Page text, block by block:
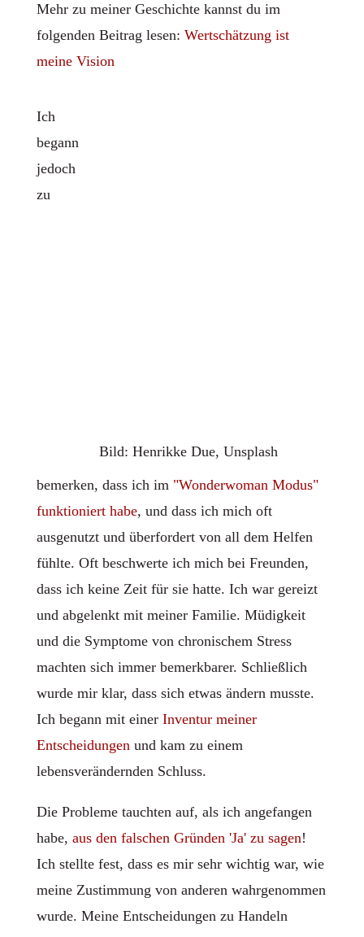
Mehr zu meiner Geschichte kannst du im
folgenden Beitrag lesen: Wertschätzung ist
meine Vision
Bild: Henrikke Due, Unsplash
Ich
begann
jedoch
zu
bemerken, dass ich im"Wonderwoman Modus"
funktioniert habe, und dass ich mich oft
ausgenutzt und überfordert von all dem Helfen
fühlte. Oft beschwerte ich mich bei Freunden,
dass ich keine Zeit für sie hatte. Ich war gereizt
und abgelenkt mit meiner Familie. Müdigkeit
und die Symptome von chronischem Stress
machten sich immer bemerkbarer. Schließlich
wurde mir klar, dass sich etwas ändern musste.
Ich begann mit einer Inventur meiner
Entscheidungenund kam zu einem
lebensverändernden Schluss.
Die Probleme tauchten auf, als ich angefangen
habe, aus den falschen Gründen 'Ja' zu sagen!
Ich stellte fest, dass es mir sehr wichtig war, wie
meine Zustimmung von anderen wahrgenommen
wurde. Meine Entscheidungen zu Handeln